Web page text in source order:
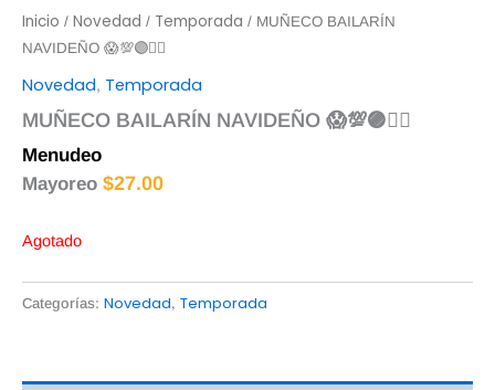
Inicio / Novedad / Temporada / MUÑECO BAILARÍN
NAVIDEÑO 😱💯🟣☝🏻
Novedad, Temporada
MUÑECO BAILARÍN NAVIDEÑO 😱💯🟣☝🏻
Menudeo
Mayoreo $27.00
Agotado
Categorías: Novedad, Temporada